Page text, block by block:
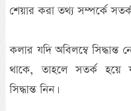
শেয়ার করা তথ্য সম্পর্কে
কলার যদি অবিলম্বে সিদ্ধান্ত
থাকে, তাহলে সতর্ক হয়ে
সিদ্ধান্ত নিন।